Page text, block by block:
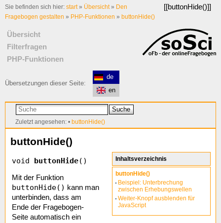
[[buttonHide()]]
Sie befinden sich hier: start» Übersicht» Den
Fragebogen gestalten » PHP-Funktionen » buttonHide()
Übersicht
Filterfragen
PHP-Funktionen
Übersetzungen dieser Seite:
de
en
Suche
Zuletzt angesehen: • buttonHide()
Inhaltsverzeichnis
buttonHide()
Beispiel: Unterbrechung
zwischen Erhebungswellen
Weiter-Knopf ausblenden für
JavaScript
buttonHide()
void buttonHide()
Mit der Funktion
buttonHide() kann man
unterbinden, dass am
Ende der Fragebogen-
Seite automatisch ein